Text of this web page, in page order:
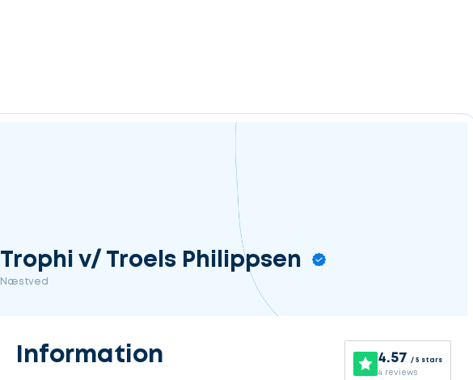
Trophi v/ Troels Philippsen
Næstved
4.57 / 5 stars
4 reviews
Information